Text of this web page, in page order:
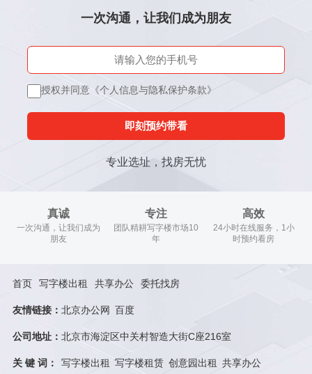
一次沟通，让我们成为朋友
授权并同意《个人信息与隐私保护条款》
即刻预约带看
专业选址，找房无忧
真诚
一次沟通，让我们成为
朋友
专注
团队精耕写字楼市场10
年
高效
24小时在线服务，1小
时预约看房
首页 写字楼出租 共享办公 委托找房
友情链接： 北京办公网 百度
公司地址： 北京市海淀区中关村智造大街C座216室
关 键 词： 写字楼出租 写字楼租赁 创意园出租 共享办公